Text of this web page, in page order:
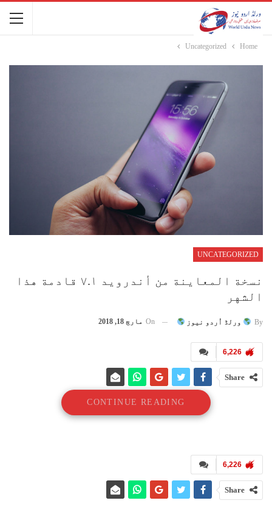
Home
Uncategorized
UNCATEGORIZED
نسخة المعاينة من أندرويد ۷.۱ قادمة هذا
الشهر
By ورلڈ اُردو نیوز On مارچ 18, 2018
6,226
Share
CONTINUE READING
6,226
Share